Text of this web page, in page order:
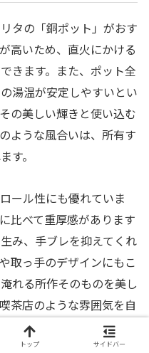
タの「銅ポット」がおす
高いため、直火にかける
きます。また、ポット全
湯温が安定しやすいとい
の美しい輝きと使い込む
ような風合いは、所有す
す。
ール性にも優れていま
比べて重厚感があります
み、手ブレを抑えてくれ
取っ手のデザインにもこ
れる所作そのものを美し
茶店のような雰囲気を自
テムです。
トップ サイドバー